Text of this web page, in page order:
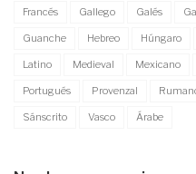
Francés Gallego Galés
Guanche Hebreo Húngaro
Latino Medieval Mexicano
Portugués Provenzal
Sánscrito Vasco Árabe